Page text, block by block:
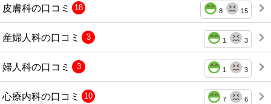
皮膚科の口コミ 8 15
18
産婦人科の口コミ 1 3
3
婦人科の口コミ 1 3
3
心療内科の口コミ 7 6
10